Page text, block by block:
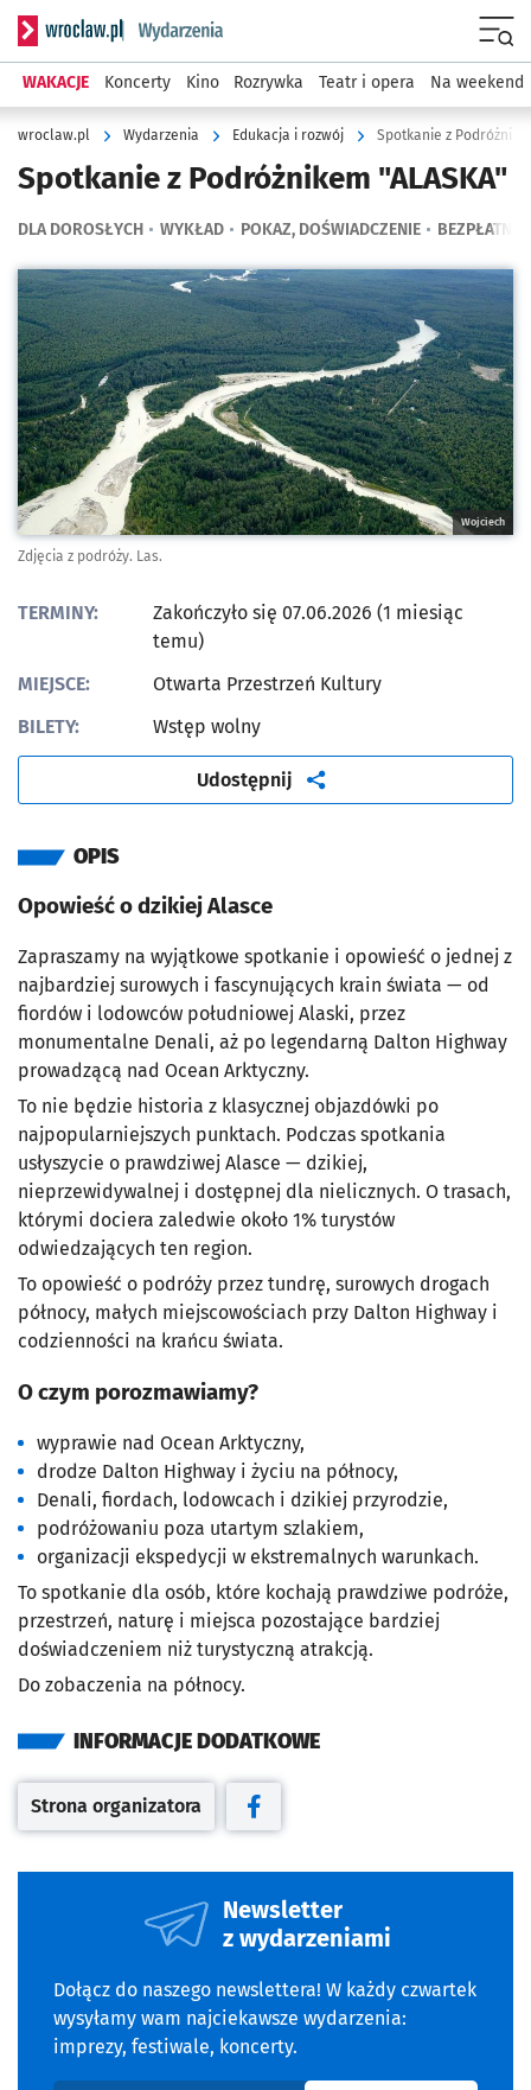
Serwis informacyjny wroclaw.pl podserwis: Wydarzenia
WAKACJE Koncerty Kino Rozrywka Teatr i opera Na weekend
wroclaw.pl Wydarzenia Edukacja i rozwój Spotkanie z
Spotkanie z Podróżnikem "ALASKA"
DLA DOROSŁYCH WYKŁAD POKAZ, DOŚWIADCZENIE BEZPŁATNE
Kliknij, aby powiększyć
Wojciech
Zdjęcia z podróży. Las.
TERMINY:
Zakończyło się 07.06.2026 (1 miesiąc
temu)
MIEJSCE:
Otwarta Przestrzeń Kultury
BILETY:
Wstęp wolny
Udostępnij artykuł
OPIS
Opowieść o dzikiej Alasce
Zapraszamy na wyjątkowe spotkanie i opowieść o jednej z
najbardziej surowych i fascynujących krain świata — od
fiordów i lodowców południowej Alaski, przez
monumentalne Denali, aż po legendarną Dalton Highway
prowadzącą nad Ocean Arktyczny.
To nie będzie historia z klasycznej objazdówki po
najpopularniejszych punktach. Podczas spotkania
usłyszycie o prawdziwej Alasce — dzikiej,
nieprzewidywalnej i dostępnej dla nielicznych. O trasach,
którymi dociera zaledwie około 1% turystów
odwiedzających ten region.
To opowieść o podróży przez tundrę, surowych drogach
północy, małych miejscowościach przy Dalton Highway i
codzienności na krańcu świata.
O czym porozmawiamy?
wyprawie nad Ocean Arktyczny,
drodze Dalton Highway i życiu na północy,
Denali, fiordach, lodowcach i dzikiej przyrodzie,
podróżowaniu poza utartym szlakiem,
organizacji ekspedycji w ekstremalnych warunkach.
To spotkanie dla osób, które kochają prawdziwe podróże,
przestrzeń, naturę i miejsca pozostające bardziej
doświadczeniem niż turystyczną atrakcją.
Do zobaczenia na północy.
INFORMACJE DODATKOWE
Otwiera się w nowej karcie
Strona organizatora
Otwiera się w nowej karcie
Newsletter
z wydarzeniami
Dołącz do naszego newslettera! W każdy czwartek
wysyłamy wam najciekawsze wydarzenia:
imprezy, festiwale, koncerty.